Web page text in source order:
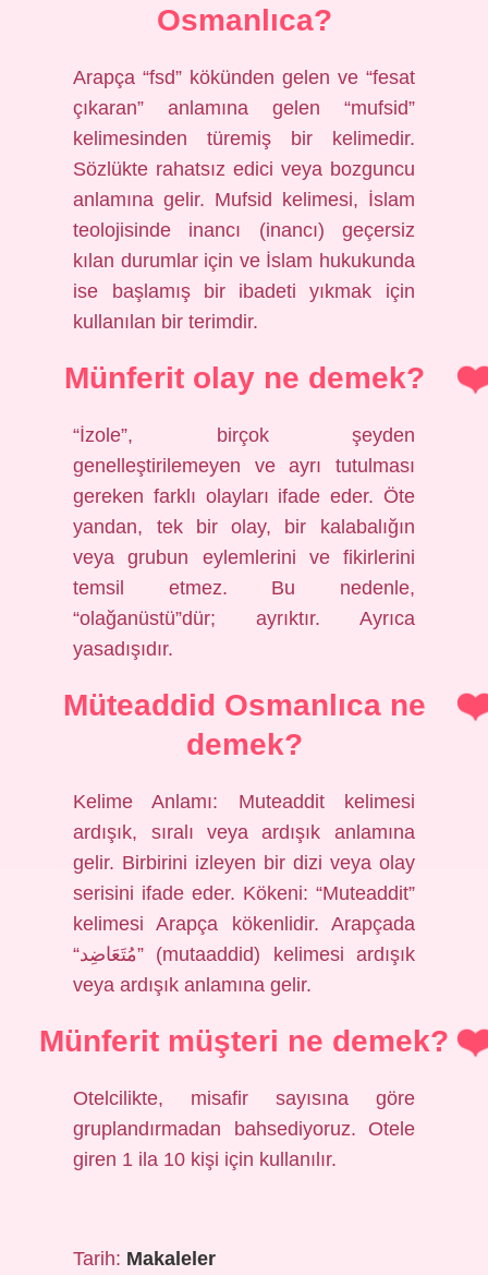
Osmanlıca?
Arapça “fsd” kökünden gelen ve “fesat
çıkaran” anlamına gelen “mufsid”
kelimesinden türemiş bir kelimedir.
Sözlükte rahatsız edici veya bozguncu
anlamına gelir. Mufsid kelimesi, İslam
teolojisinde inancı (inancı) geçersiz
kılan durumlar için ve İslam hukukunda
ise başlamış bir ibadeti yıkmak için
kullanılan bir terimdir.
Münferit olay ne demek?
“İzole”, birçok şeyden
genelleştirilemeyen ve ayrı tutulması
gereken farklı olayları ifade eder. Öte
yandan, tek bir olay, bir kalabalığın
veya grubun eylemlerini ve fikirlerini
temsil etmez. Bu nedenle,
“olağanüstü”dür; ayrıktır. Ayrıca
yasadışıdır.
Müteaddid Osmanlıca ne
demek?
Kelime Anlamı: Muteaddit kelimesi
ardışık, sıralı veya ardışık anlamına
gelir. Birbirini izleyen bir dizi veya olay
serisini ifade eder. Kökeni: “Muteaddit”
kelimesi Arapça kökenlidir. Arapçada
“مُتَعَاضِد” (mutaaddid) kelimesi ardışık
veya ardışık anlamına gelir.
Münferit müşteri ne demek?
Otelcilikte, misafir sayısına göre
gruplandırmadan bahsediyoruz. Otele
giren 1 ila 10 kişi için kullanılır.
Tarih: Makaleler